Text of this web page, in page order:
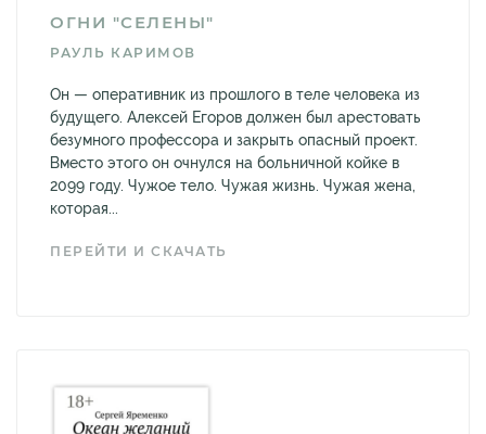
ОГНИ "СЕЛЕНЫ"
РАУЛЬ КАРИМОВ
Он — оперативник из прошлого в теле человека из
будущего. Алексей Егоров должен был арестовать
безумного профессора и закрыть опасный проект.
Вместо этого он очнулся на больничной койке в
2099 году. Чужое тело. Чужая жизнь. Чужая жена,
которая...
ПЕРЕЙТИ И СКАЧАТЬ